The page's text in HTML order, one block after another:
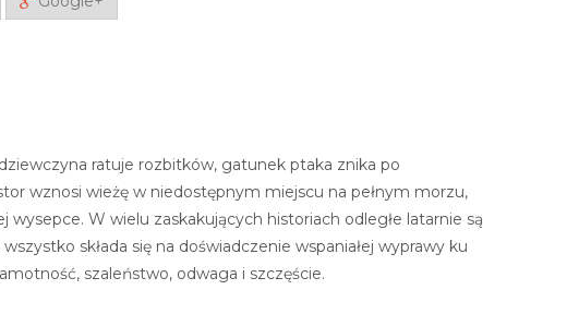
ratuje rozbitków, gatunek ptaka znika po
wznosi wieżę w niedostępnym miejscu na pełnym morzu,
W wielu zaskakujących historiach odległe latarnie są
składa się na doświadczenie wspaniałej wyprawy ku
szaleństwo, odwaga i szczęście.